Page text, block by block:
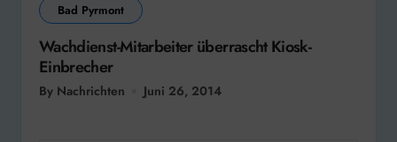
Bad Pyrmont
Wachdienst-Mitarbeiter überrascht Kiosk-
Einbrecher
By Nachrichten Juni 26, 2014